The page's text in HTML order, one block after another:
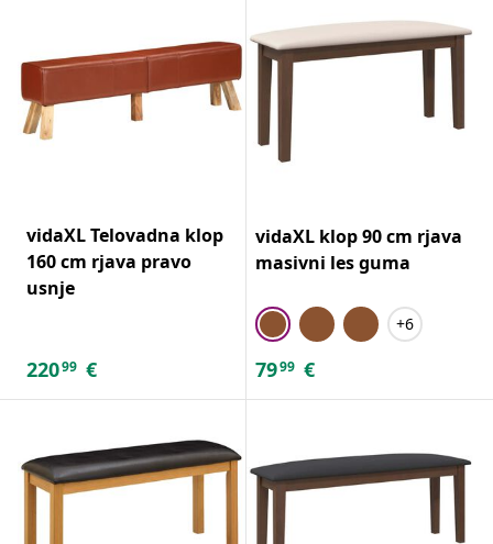
vidaXL Telovadna klop
160 cm rjava pravo
usnje
22099 €
vidaXL klop 90 cm rjava
masivni les guma
+6
7999 €